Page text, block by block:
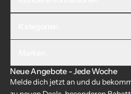
Neue Angebote - Jede Woche
Melde dich jetzt an und du